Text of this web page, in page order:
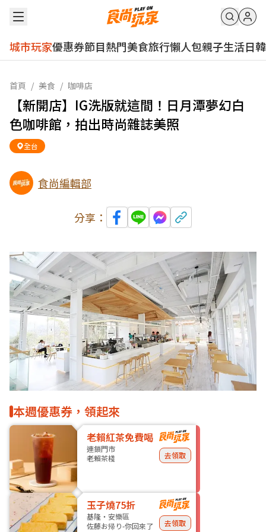
城市玩家優惠券節目熱門美食旅行懶人包親子生活日韓
首頁 / 美食 / 咖啡店
【新開店】IG洗版就這間！日月潭夢幻白
色咖啡館，拍出時尚雜誌美照
全台
食尚編輯部
分享：
本週優惠券，領起來
老賴紅茶免費喝
連鎖門市
老賴茶棧
去領取
玉子燒75折
基隆・安樂區
佐藤お帰り-你回來了
去領取